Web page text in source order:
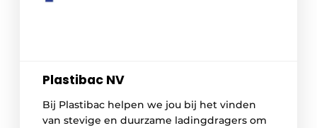
Plastibac NV
Bij Plastibac helpen we jou bij het vinden
van stevige en duurzame ladingdragers om